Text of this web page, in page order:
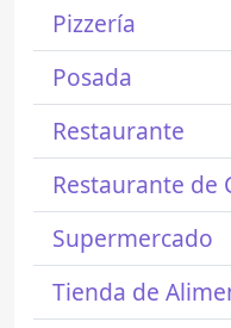
Pizzería
Posada
Restaurante
Restaurante de
Supermercado
Tienda de